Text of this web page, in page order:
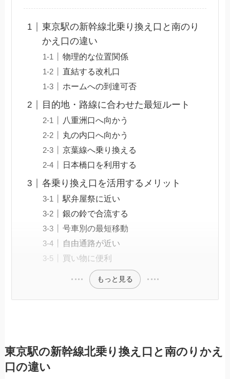
東京駅の新幹線北乗り換え口と南のり
かえ口の違い
物理的な位置関係
直結する改札口
ホームへの到達可否
目的地・路線に合わせた最短ルート
八重洲口へ向かう
丸の内口へ向かう
京葉線へ乗り換える
日本橋口を利用する
各乗り換え口を活用するメリット
駅弁屋祭に近い
銀の鈴で合流する
号車別の最短移動
自由通路が近い
買い物に便利
もっと見る
東京駅の新幹線北乗り換え口と南のりかえ
口の違い